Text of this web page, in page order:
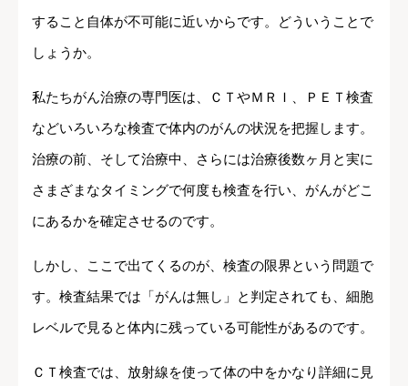
すること自体が不可能に近いからです。どういうことで
しょうか。
私たちがん治療の専門医は、ＣＴやＭＲＩ、ＰＥＴ検査
などいろいろな検査で体内のがんの状況を把握します。
治療の前、そして治療中、さらには治療後数ヶ月と実に
さまざまなタイミングで何度も検査を行い、がんがどこ
にあるかを確定させるのです。
しかし、ここで出てくるのが、検査の限界という問題で
す。検査結果では「がんは無し」と判定されても、細胞
レベルで見ると体内に残っている可能性があるのです。
ＣＴ検査では、放射線を使って体の中をかなり詳細に見